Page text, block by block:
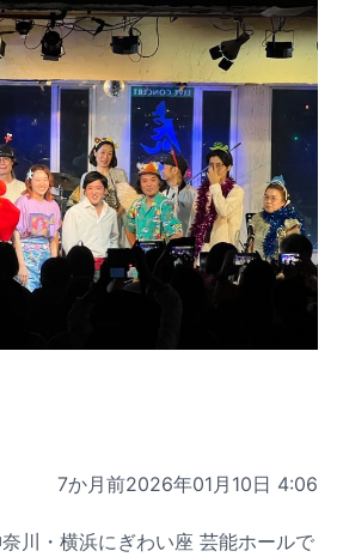
7か月前2026年01月10日 4:06
川・横浜にぎわい座 芸能ホールで